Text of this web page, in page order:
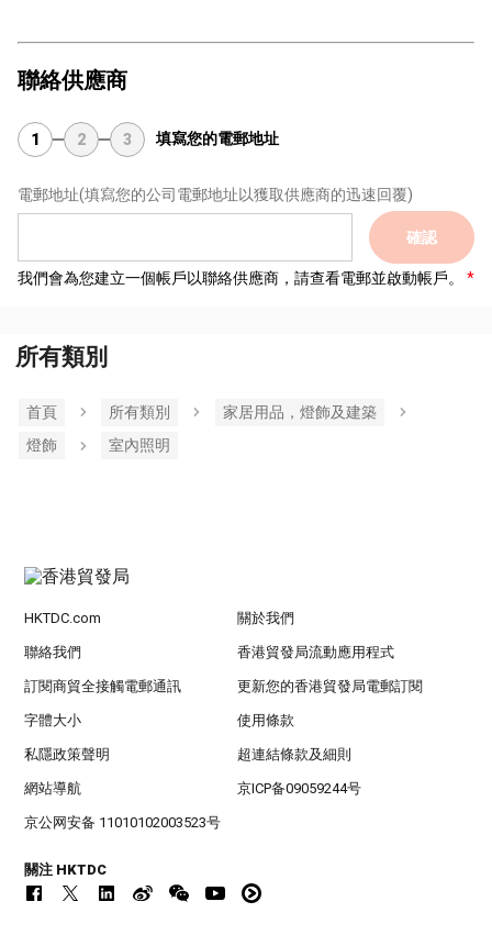
聯絡供應商
1 2 3 填寫您的電郵地址
電郵地址(填寫您的公司電郵地址以獲取供應商的迅速回覆)
確認
我們會為您建立一個帳戶以聯絡供應商，請查看電郵並啟動帳戶。
所有類別
首頁 所有類別
家居用品，燈飾及建築
燈飾
室內照明
HKTDC.com 關於我們
聯絡我們 香港貿發局流動應用程式
訂閱商貿全接觸電郵通訊 更新您的香港貿發局電郵訂閱
字體大小 使用條款
私隱政策聲明 超連結條款及細則
網站導航 京ICP备09059244号
京公网安备 11010102003523号
關注 HKTDC